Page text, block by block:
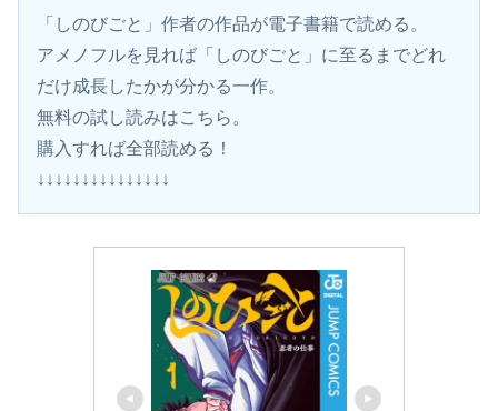
「しのびごと」作者の作品が電子書籍で読める。
アメノフルを見れば「しのびごと」に至るまでどれ
だけ成長したかが分かる一作。
無料の試し読みはこちら。
購入すれば全部読める！
↓↓↓↓↓↓↓↓↓↓↓↓↓↓↓